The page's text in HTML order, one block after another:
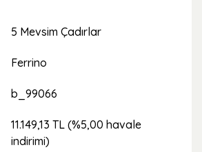
5 Mevsim Çadırlar
Ferrino
b_99066
11.149,13 TL (%5,00 havale
indirimi)